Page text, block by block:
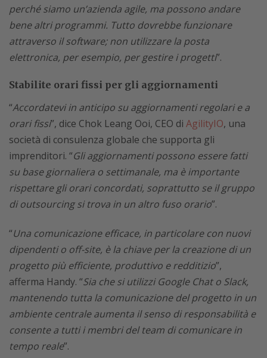
perché siamo un’azienda agile, ma possono andare
bene altri programmi. Tutto dovrebbe funzionare
attraverso il software; non utilizzare la posta
elettronica, per esempio, per gestire i progetti”.
Stabilite orari fissi per gli aggiornamenti
“Accordatevi in anticipo su aggiornamenti regolari e a
orari fissi”, dice Chok Leang Ooi, CEO di AgilityIO, una
società di consulenza globale che supporta gli
imprenditori. “Gli aggiornamenti possono essere fatti
su base giornaliera o settimanale, ma è importante
rispettare gli orari concordati, soprattutto se il gruppo
di outsourcing si trova in un altro fuso orario”.
“Una comunicazione efficace, in particolare con nuovi
dipendenti o off-site, è la chiave per la creazione di un
progetto più efficiente, produttivo e redditizio”,
afferma Handy. “Sia che si utilizzi Google Chat o Slack,
mantenendo tutta la comunicazione del progetto in un
ambiente centrale aumenta il senso di responsabilità e
consente a tutti i membri del team di comunicare in
tempo reale”.